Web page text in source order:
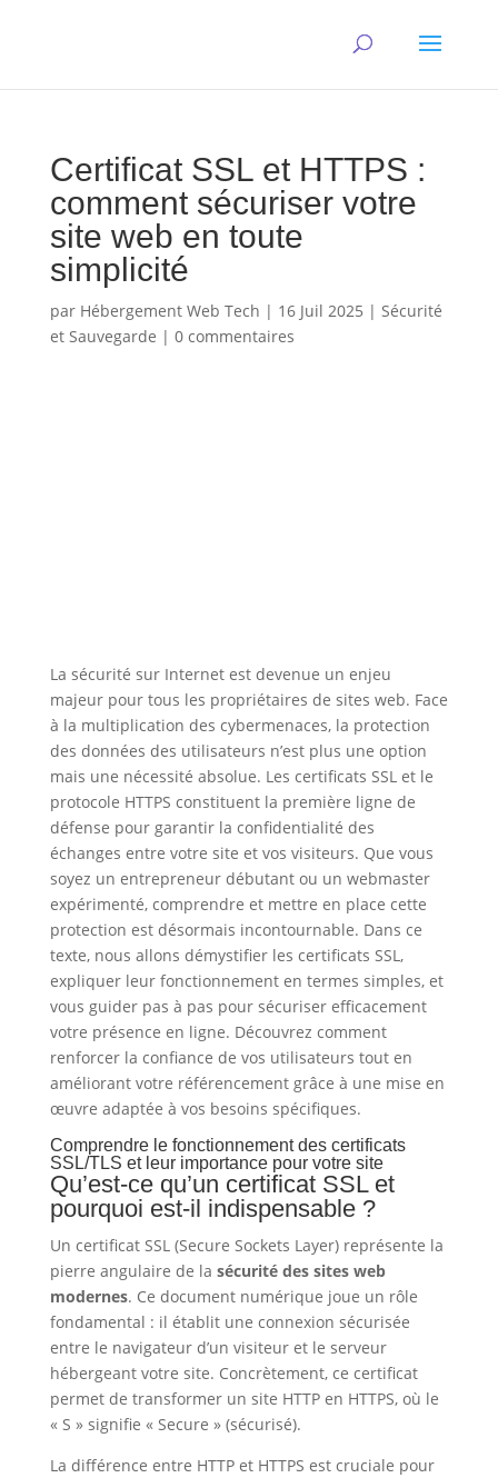
Certificat SSL et HTTPS :
comment sécuriser votre
site web en toute
simplicité
par Hébergement Web Tech | 16 Juil 2025 | Sécurité
et Sauvegarde | 0 commentaires
La sécurité sur Internet est devenue un enjeu
majeur pour tous les propriétaires de sites web. Face
à la multiplication des cybermenaces, la protection
des données des utilisateurs n’est plus une option
mais une nécessité absolue. Les certificats SSL et le
protocole HTTPS constituent la première ligne de
défense pour garantir la confidentialité des
échanges entre votre site et vos visiteurs. Que vous
soyez un entrepreneur débutant ou un webmaster
expérimenté, comprendre et mettre en place cette
protection est désormais incontournable. Dans ce
texte, nous allons démystifier les certificats SSL,
expliquer leur fonctionnement en termes simples, et
vous guider pas à pas pour sécuriser efficacement
votre présence en ligne. Découvrez comment
renforcer la confiance de vos utilisateurs tout en
améliorant votre référencement grâce à une mise en
œuvre adaptée à vos besoins spécifiques.
Comprendre le fonctionnement des certificats
SSL/TLS et leur importance pour votre site
Qu’est-ce qu’un certificat SSL et
pourquoi est-il indispensable ?
Un certificat SSL (Secure Sockets Layer) représente la
pierre angulaire de la sécurité des sites web
modernes. Ce document numérique joue un rôle
fondamental : il établit une connexion sécurisée
entre le navigateur d’un visiteur et le serveur
hébergeant votre site. Concrètement, ce certificat
permet de transformer un site HTTP en HTTPS, où le
« S » signifie « Secure » (sécurisé).
La différence entre HTTP et HTTPS est cruciale pour